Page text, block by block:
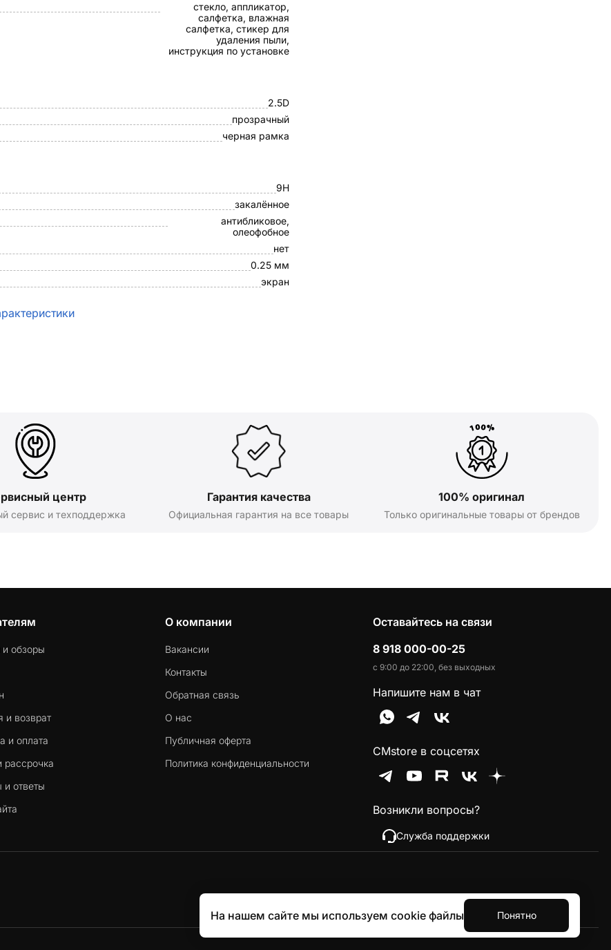
стекло, аппликатор,
салфетка, влажная
салфетка, стикер для
удаления пыли,
инструкция по установке
2.5D
прозрачный
черная рамка
9H
закалённое
антибликовое,
олеофобное
нет
0.25 мм
экран
центр
сервис и техподдержка
Гарантия качества
Официальная гарантия на все товары
100% оригинал
Только оригинальные товары от брендов
и обзоры
и возврат
и оплата
рассрочка
и ответы
О компании
Вакансии
Контакты
Обратная связь
О нас
Публичная оферта
Политика конфиденциальности
Оставайтесь на связи
8 918 000-00-25
с 9:00 до 22:00, без выходных
Напишите нам в чат
CMstore в соцсетях
Возникли вопросы?
Служба поддержки
На нашем сайте мы используем cookie файлы Понятно